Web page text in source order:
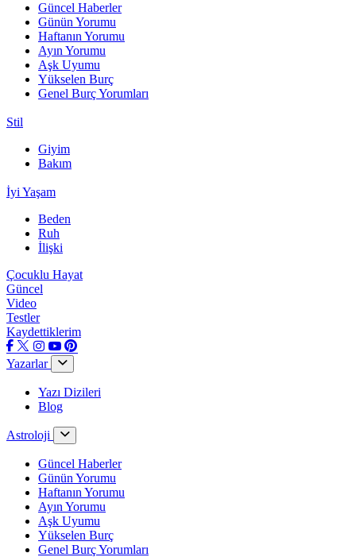
Güncel Haberler
Günün Yorumu
Haftanın Yorumu
Ayın Yorumu
Aşk Uyumu
Yükselen Burç
Genel Burç Yorumları
Stil
Giyim
Bakım
İyi Yaşam
Beden
Ruh
İlişki
Çocuklu Hayat
Güncel
Video
Testler
Kaydettiklerim
Yazarlar
Yazı Dizileri
Blog
Astroloji
Güncel Haberler
Günün Yorumu
Haftanın Yorumu
Ayın Yorumu
Aşk Uyumu
Yükselen Burç
Genel Burç Yorumları